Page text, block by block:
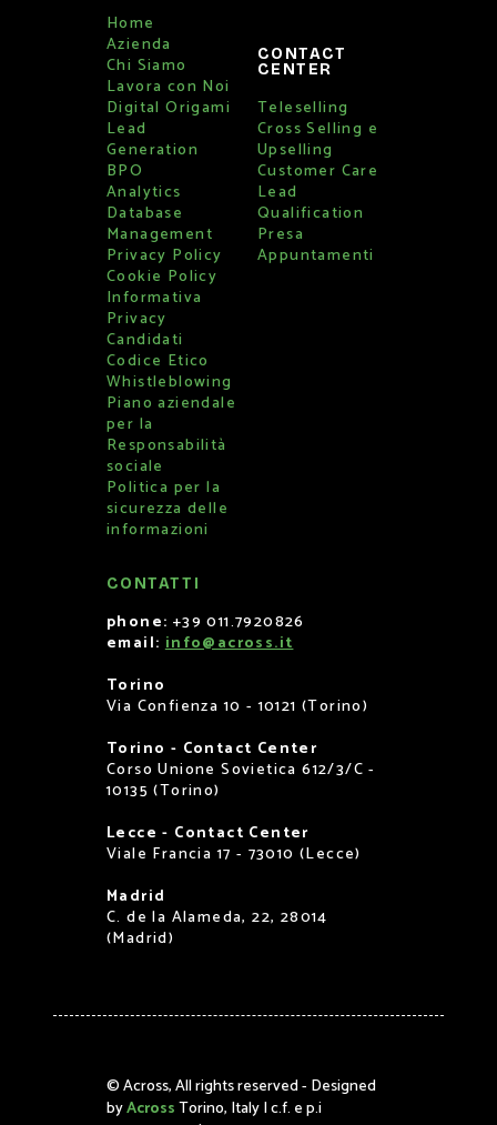
Home
Azienda
Chi Siamo
Lavora con Noi
Digital Origami
Lead
Generation
BPO
Analytics
Database
Management
Privacy Policy
Cookie Policy
Informativa
Privacy
Candidati
Codice Etico
Whistleblowing
Piano aziendale
per la
Responsabilità
sociale
Politica per la
sicurezza delle
informazioni
CONTACT
CENTER
Teleselling
Cross Selling e
Upselling
Customer Care
Lead
Qualification
Presa
Appuntamenti
CONTATTI
phone: +39 011.7920826
email: info@across.it
Torino
Via Confienza 10 - 10121 (Torino)
Torino - Contact Center
Corso Unione Sovietica 612/3/C -
10135 (Torino)
Lecce - Contact Center
Viale Francia 17 - 73010 (Lecce)
Madrid
C. de la Alameda, 22, 28014
(Madrid)
©Across, All rights reserved - Designed
byAcrossTorino, Italy | c.f. e p.i